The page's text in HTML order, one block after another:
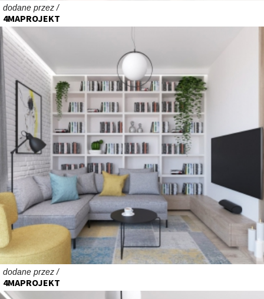
dodane przez /
4MAPROJEKT
dodane przez /
4MAPROJEKT